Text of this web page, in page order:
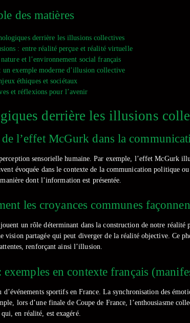
des matières
derrière les illusions collectives
: entre réalité perçue et réalité virtuelle
et l’environnement social français
un exemple moderne d’illusion collective
éthiques et sociétaux
et réflexions pour l’avenir
derrière les illusions
l’effet McGurk dans la
sensorielle humaine. Par exemple, l’effet McGurk
évoquée dans le contexte de la communication politique
dont l’information est présentée.
les croyances communes
un rôle déterminant dans la construction de notre réalité
partagée qui peut diverger de la réalité objective. Ce
renforçant ainsi l’illusion.
en contexte français
sportifs en France. La synchronisation des
lors d’une finale de Coupe de France, l’enthousiasme
en réalité, est exagéré.